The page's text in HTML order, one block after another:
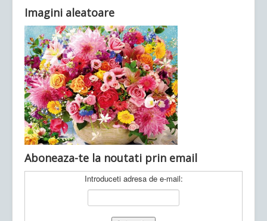
Ultimele articole: Vi, 04.11.2022 -Inspectoratul Școlar
Județean Mehedinți
Imagini aleatoare
Aboneaza-te la noutati prin email
Introduceti adresa de e-mail: